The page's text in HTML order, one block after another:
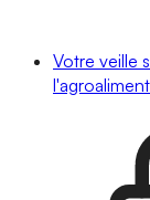
Votre veille